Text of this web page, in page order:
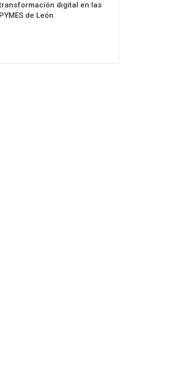
digital en las
PYMES de León